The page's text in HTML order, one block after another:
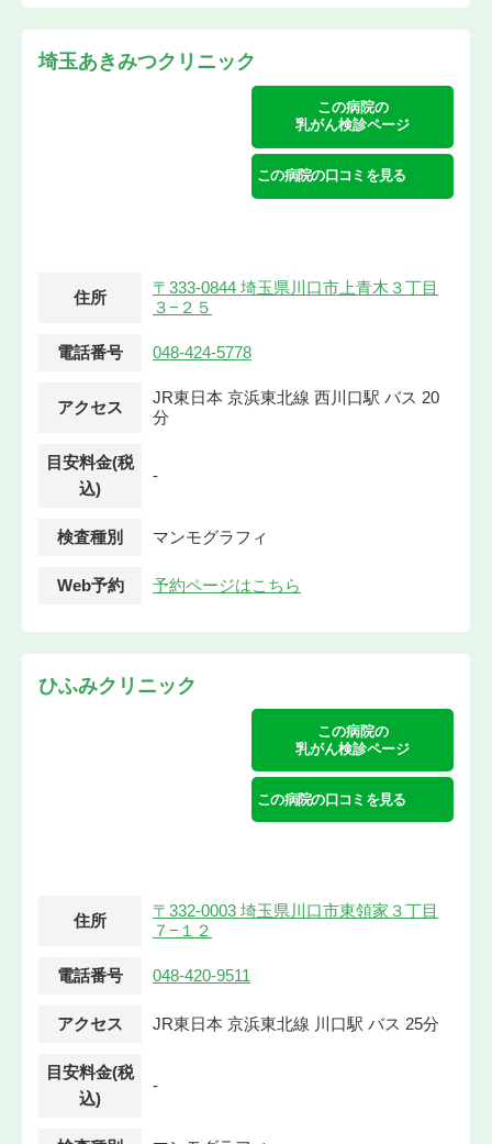
埼玉あきみつクリニック
この病院の
乳がん検診ページ
この病院の口コミを見る
住所
〒333-0844 埼玉県川口市上青木３丁目
３−２５
電話番号 048-424-5778
アクセス
JR東日本 京浜東北線 西川口駅 バス 20
分
目安料金(税
込)
-
検査種別 マンモグラフィ
Web予約 予約ページはこちら
ひふみクリニック
この病院の
乳がん検診ページ
この病院の口コミを見る
住所
〒332-0003 埼玉県川口市東領家３丁目
７−１２
電話番号 048-420-9511
アクセス JR東日本 京浜東北線 川口駅 バス 25分
目安料金(税
込)
-